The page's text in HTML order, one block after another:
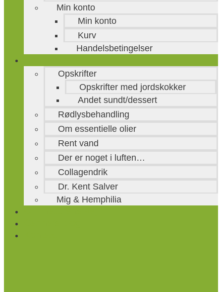
Min konto
Min konto
Kurv
Handelsbetingelser
Opskrifter
Opskrifter med jordskokker
Andet sundt/dessert
Rødlysbehandling
Om essentielle olier
Rent vand
Der er noget i luften…
Collagendrik
Dr. Kent Salver
Mig & Hemphilia